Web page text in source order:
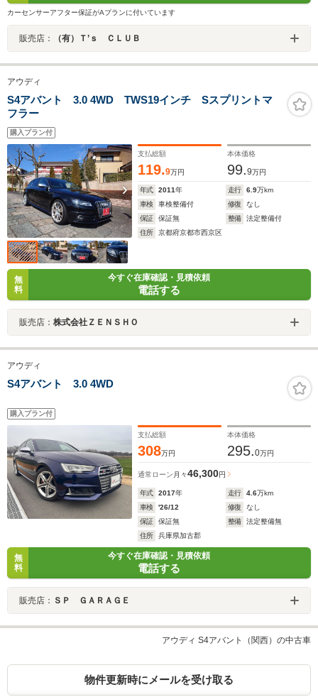
カーセンサーアフター保証がAプランに付いています
販売店： （有）Ｔ’ｓ ＣＬＵＢ
アウディ
S4アバント 3.0 4WD TWS19インチ Sスプリントマ
フラー
購入プラン付
支払総額
119.9万円
本体価格
99.9万円
年式 2011年 走行 6.9万km
車検
車検整備付 修復
なし
保証
保証無 整備
法定整備付
住所
京都府京都市西京区
無
料
今すぐ在庫確認・見積依頼
電話する
販売店： 株式会社ＺＥＮＳＨＯ
アウディ
S4アバント 3.0 4WD
購入プラン付
支払総額
308万円
本体価格
295.0万円
通常ローン 月々46,300円
年式 2017年 走行 4.6万km
車検
'26/12 修復
なし
保証
保証無 整備
法定整備無
住所
兵庫県加古郡
無
料
今すぐ在庫確認・見積依頼
電話する
販売店： ＳＰ ＧＡＲＡＧＥ
アウディ S4アバント（関西）の中古車
物件更新時にメールを受け取る